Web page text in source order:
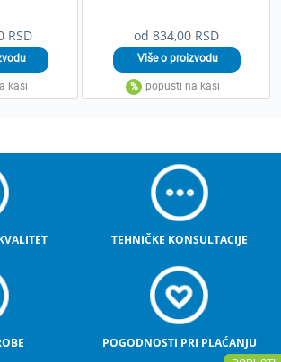
RSD od 834,00 RSD
TEHNIČKE KONSULTACIJE
POGODNOSTI PRI PLAĆANJU